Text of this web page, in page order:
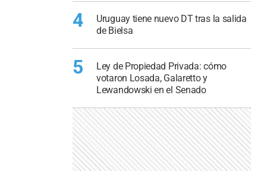
4
Uruguay tiene nuevo DT tras la salida
de Bielsa
5
Ley de Propiedad Privada: cómo
votaron Losada, Galaretto y
Lewandowski en el Senado